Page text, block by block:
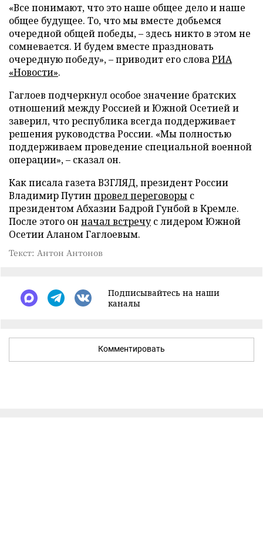
«Все понимают, что это наше общее дело и наше
общее будущее. То, что мы вместе добьемся
очередной общей победы, – здесь никто в этом не
сомневается. И будем вместе праздновать
очередную победу», – приводит его словаРИА
«Новости».
Гаглоев подчеркнул особое значение братских
отношений между Россией и Южной Осетией и
заверил, что республика всегда поддерживает
решения руководства России. «Мы полностью
поддерживаем проведение специальной военной
операции», – сказал он.
Как писала газета ВЗГЛЯД, президент России
Владимир Путин провел переговоры с
президентом Абхазии Бадрой Гунбой в Кремле.
После этого он начал встречус лидером Южной
Осетии Аланом Гаглоевым.
Текст: Антон Антонов
Подписывайтесь на наши
каналы
Комментировать